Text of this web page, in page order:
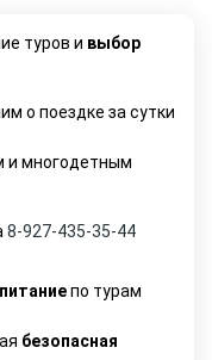
туров и выбор
о поездке за сутки
и многодетным
8-927-435-35-44
питаниепо турам
безопасная